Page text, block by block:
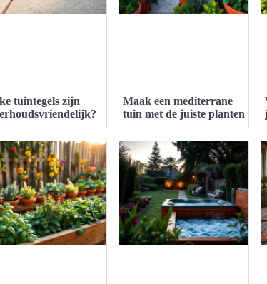
tuintegels zijn
Maak een mediterrane
tuin met de juiste planten